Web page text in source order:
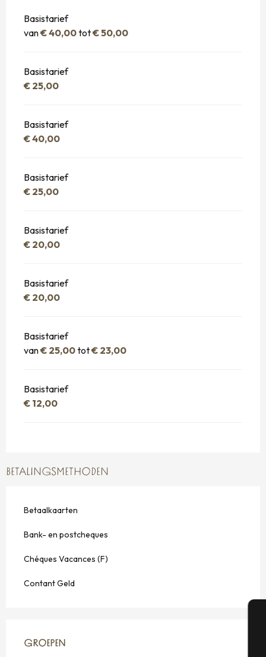
Basistarief
van€ 40,00tot€ 50,00
Basistarief
€ 25,00
Basistarief
€ 40,00
Basistarief
€ 25,00
Basistarief
€ 20,00
Basistarief
€ 20,00
Basistarief
van€ 25,00tot€ 23,00
Basistarief
€ 12,00
BETALINGSMETHODEN
Betaalkaarten
Bank- en postcheques
Chéques Vacances (F)
Contant Geld
GROEPEN
GROEPEN